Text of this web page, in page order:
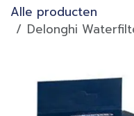
Alle producten
Delonghi